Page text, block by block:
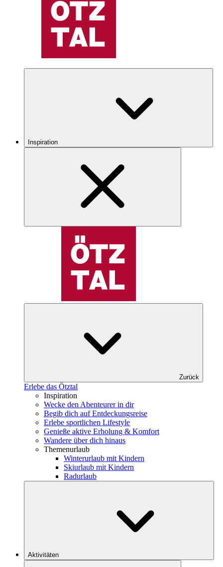
Inspiration
Zurück
Erlebe das Ötztal
Inspiration
Wecke den Abenteurer in dir
Begib dich auf Entdeckungsreise
Erlebe sportlichen Lifestyle
Genieße aktive Erholung & Komfort
Wandere über dich hinaus
Themenurlaub
Winterurlaub mit Kindern
Skiurlaub mit Kindern
Radurlaub
Aktivitäten